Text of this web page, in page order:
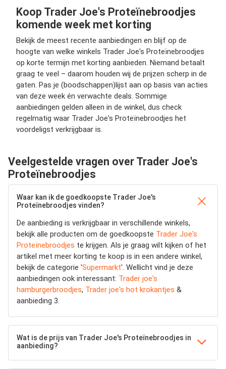
Koop Trader Joe's Proteïnebroodjes
komende week met korting
Bekijk de meest recente aanbiedingen en blijf op de
hoogte van welke winkels Trader Joe's Proteïnebroodjes
op korte termijn met korting aanbieden. Niemand betaalt
graag te veel – daarom houden wij de prijzen scherp in de
gaten. Pas je (boodschappen)lijst aan op basis van acties
van deze week én verwachte deals. Sommige
aanbiedingen gelden alleen in de winkel, dus check
regelmatig waar Trader Joe's Proteïnebroodjes het
voordeligst verkrijgbaar is.
Veelgestelde vragen over Trader Joe's
Proteïnebroodjes
Waar kan ik de goedkoopste Trader Joe's
Proteïnebroodjes vinden?
De aanbieding is verkrijgbaar in verschillende winkels,
bekijk alle producten om de goedkoopste Trader Joe's
Proteïnebroodjes te krijgen. Als je graag wilt kijken of het
artikel met meer korting te koop is in een andere winkel,
bekijk de categorie 'Supermarkt'. Wellicht vind je deze
aanbiedingen ook interessant: Trader joe's
hamburgerbroodjes, Trader joe's hot krokantjes &
aanbieding 3.
Wat is de prijs van Trader Joe's Proteïnebroodjes in
aanbieding?